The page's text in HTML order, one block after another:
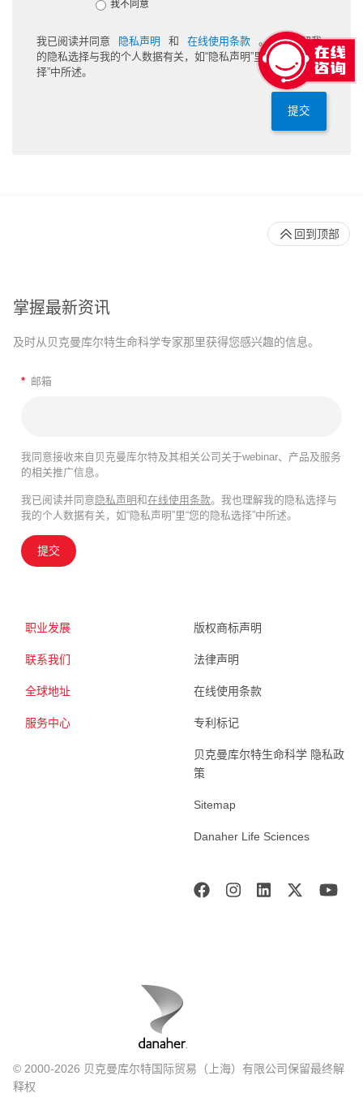
我不同意
我已阅读并同意 隐私声明 和 在线使用条款
。我也理解我
的隐私选择与我的个人数据有关，如“隐私声明”里“您的隐私选
择”中所述。
提交
掌握最新资讯
及时从贝克曼库尔特生命科学专家那里获得您感兴趣的信息。
* 邮箱
我同意接收来自贝克曼库尔特及其相关公司关于webinar、产品及服务
的相关推广信息。
我已阅读并同意 隐私声明和在线使用条款。我也理解我的隐私选择与
我的个人数据有关，如“隐私声明”里“您的隐私选择”中所述。
提交
职业发展
联系我们
全球地址
服务中心
版权商标声明
法律声明
在线使用条款
专利标记
贝克曼库尔特生命科学 隐私政
策
Sitemap
Danaher Life Sciences
回到顶部
© 2000-2026 贝克曼库尔特国际贸易（上海）有限公司保留最终解
释权